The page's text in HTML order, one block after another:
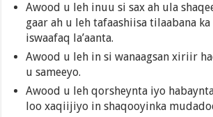
Awood u leh inuu si sax ah ula
gaar ah u leh tafaashiisa tilaabana ka
iswaafaq la’aanta.
Awood u leh in si wanaagsan xiriir
u sameeyo.
Awood u leh qorsheynta iyo
loo xaqiijiyo in shaqooyinka